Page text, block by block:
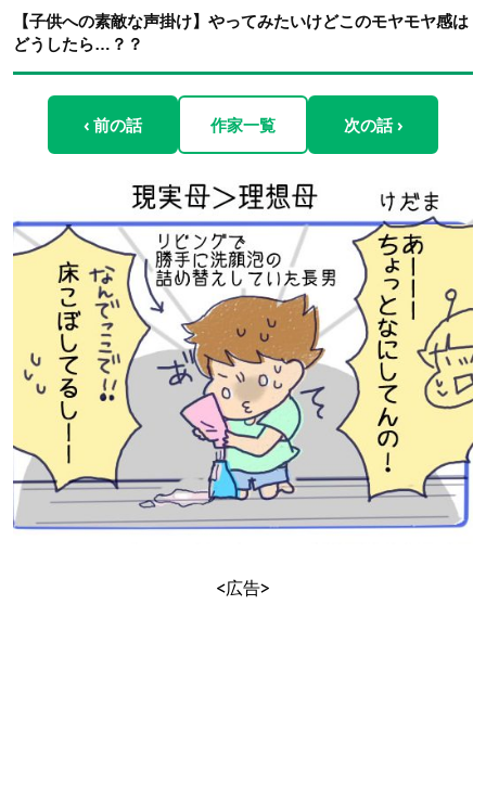
【子供への素敵な声掛け】やってみたいけどこのモヤモヤ感は
どうしたら…？？
‹ 前の話 作家一覧 次の話 ›
<広告>